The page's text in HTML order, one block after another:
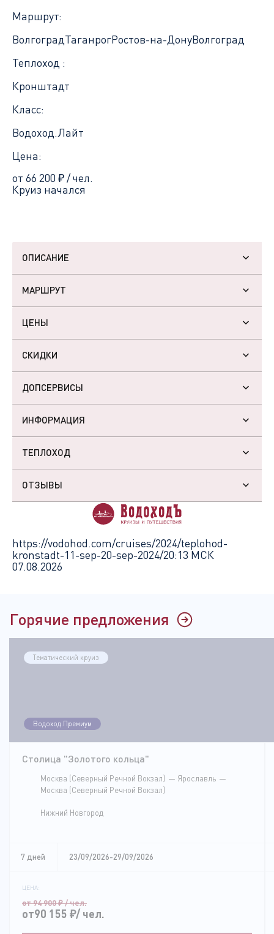
Маршрут:
ВолгоградТаганрогРостов-на-ДонуВолгоград
Теплоход :
Кронштадт
Класс:
Водоход.Лайт
Цена:
от 66 200 ₽/ чел.
Круиз начался
ОПИСАНИЕ
МАРШРУТ
ЦЕНЫ
СКИДКИ
ДОПСЕРВИСЫ
ИНФОРМАЦИЯ
ТЕПЛОХОД
ОТЗЫВЫ
https://vodohod.com/cruises/2024/teplohod-
kronstadt-11-sep-20-sep-2024/20:13 МСК
07.08.2026
Горячие предложения
Тематический круиз
Водоход.Премиум
Столица "Золотого кольца"
Москва (Северный Речной Вокзал)
Ярославль
Москва (Северный Речной Вокзал)
Нижний Новгород
7 дней 23/09/2026-29/09/2026
ЦЕНА:
от 94 900₽/ чел.
от90 155 ₽/ чел.